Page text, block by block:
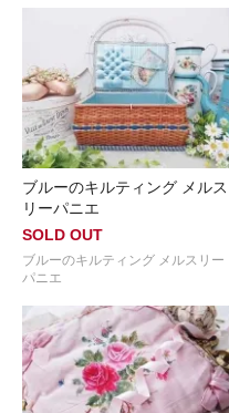
ブルーのキルティング メルス
リーパニエ
SOLD OUT
ブルーのキルティング メルスリー
パニエ